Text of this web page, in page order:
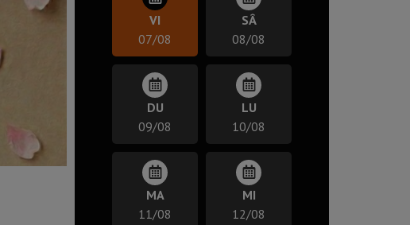
VI
07/08
SÂ
08/08
DU
09/08
LU
10/08
MA
11/08
MI
12/08